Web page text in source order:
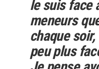
le suis face
meneurs
chaque
peu plus